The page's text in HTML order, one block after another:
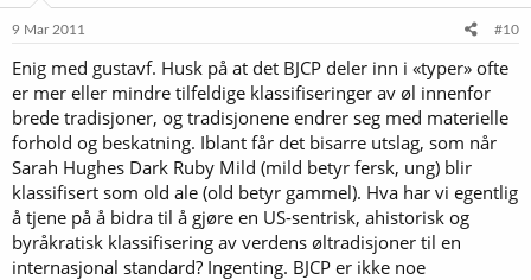
9 Mar 2011 #10
Enig med gustavf. Husk på at det BJCP deler inn i «typer» ofte
er mer eller mindre tilfeldige klassifiseringer av øl innenfor
brede tradisjoner, og tradisjonene endrer seg med materielle
forhold og beskatning. Iblant får det bisarre utslag, som når
Sarah Hughes Dark Ruby Mild (mild betyr fersk, ung) blir
klassifisert som old ale (old betyr gammel). Hva har vi egentlig
å tjene på å bidra til å gjøre en US-sentrisk, ahistorisk og
byråkratisk klassifisering av verdens øltradisjoner til en
internasjonal standard? Ingenting. BJCP er ikke noe